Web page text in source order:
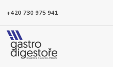
+420 730 975 941